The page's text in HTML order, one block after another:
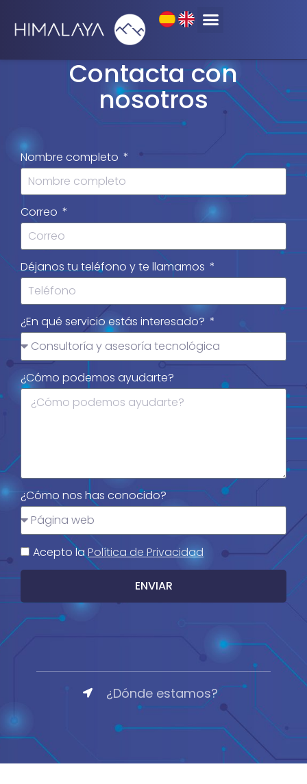
Contacta con
nosotros
Nombre completo
Correo
Déjanos tu teléfono y te llamamos
¿En qué servicio estás interesado?
¿Cómo podemos ayudarte?
¿Cómo nos has conocido?
Acepto laPolítica de Privacidad
ENVIAR
¿Dónde estamos?